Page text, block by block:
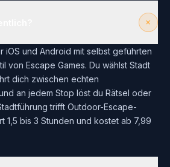
+
iOS und Android mit selbst geführten
von Escape Games. Du wählst Stadt
dich zwischen echten
an jedem Stop löst du Rätsel oder
trifft Outdoor-Escape-
1,5 bis 3 Stunden und kostet ab 7,99